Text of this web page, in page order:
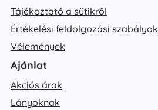
Tájékoztató a sütikről
Értékelési feldolgozási szabályok
Vélemények
Ajánlat
Akciós árak
Lányoknak